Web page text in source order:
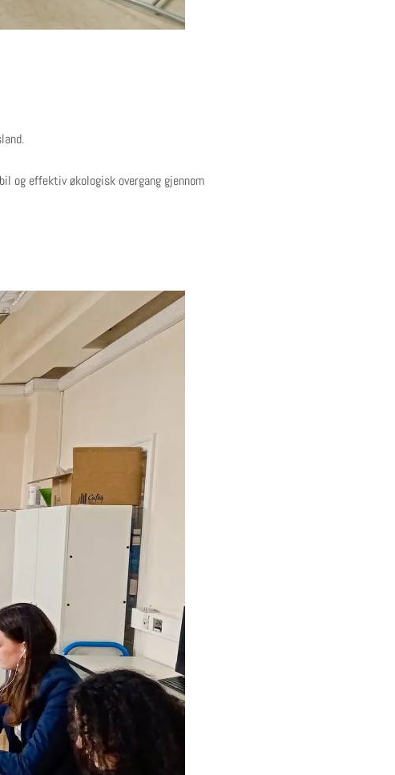
og effektiv økologisk overgang gjennom